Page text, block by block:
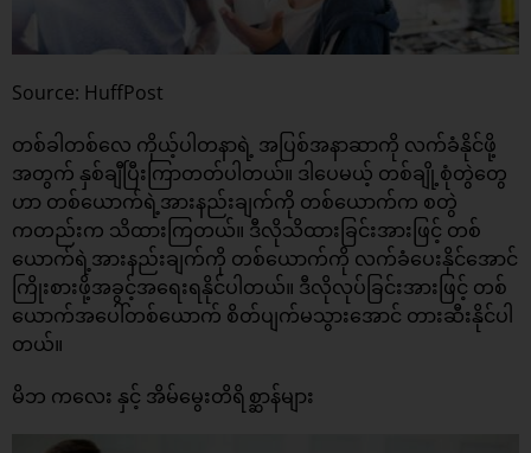
Source: HuffPost
တစ်ခါတစ်လေ ကိုယ့်ပါတနာရဲ့ အပြစ်အနာဆာကို လက်ခံနိုင်ဖို့
အတွက် နှစ်ချီပြီးကြာတတ်ပါတယ်။ ဒါပေမယ့် တစ်ချို့စုံတွဲတွေ
ဟာ တစ်ယောက်ရဲ့အားနည်းချက်ကို တစ်ယောက်က စတွဲ
ကတည်းက သိထားကြတယ်။ ဒီလိုသိထားခြင်းအားဖြင့် တစ်
ယောက်ရဲ့အားနည်းချက်ကို တစ်ယောက်ကို လက်ခံပေးနိုင်အောင်
ကြိုးစားဖို့အခွင့်အရေးရနိုင်ပါတယ်။ ဒီလိုလုပ်ခြင်းအားဖြင့် တစ်
ယောက်အပေါ်တစ်ယောက် စိတ်ပျက်မသွားအောင် တားဆီးနိုင်ပါ
တယ်။
မိဘ ကလေး နှင့် အိမ်မွေးတိရိစ္ဆာန်များ